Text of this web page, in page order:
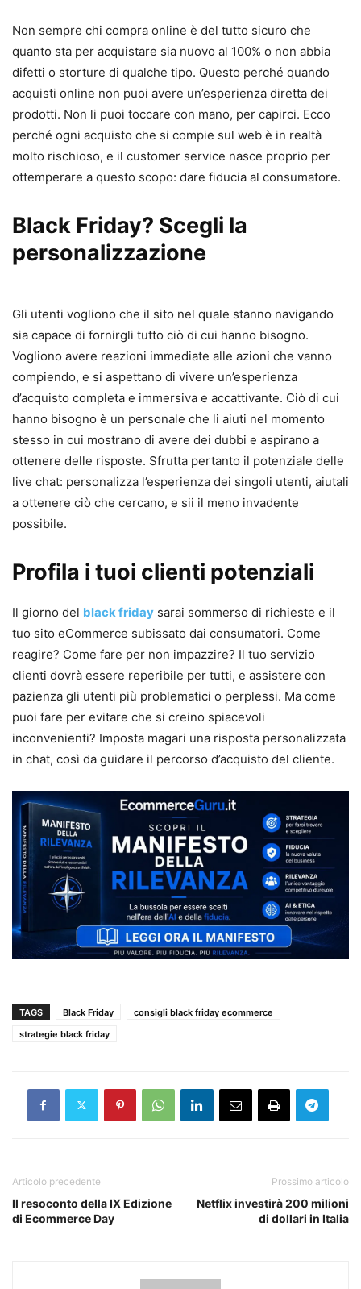
Non sempre chi compra online è del tutto sicuro che
quanto sta per acquistare sia nuovo al 100% o non abbia
difetti o storture di qualche tipo. Questo perché quando
acquisti online non puoi avere un’esperienza diretta dei
prodotti. Non li puoi toccare con mano, per capirci. Ecco
perché ogni acquisto che si compie sul web è in realtà
molto rischioso, e il customer service nasce proprio per
ottemperare a questo scopo: dare fiducia al consumatore.
Black Friday? Scegli la
personalizzazione
Gli utenti vogliono che il sito nel quale stanno navigando
sia capace di fornirgli tutto ciò di cui hanno bisogno.
Vogliono avere reazioni immediate alle azioni che vanno
compiendo, e si aspettano di vivere un’esperienza
d’acquisto completa e immersiva e accattivante. Ciò di cui
hanno bisogno è un personale che li aiuti nel momento
stesso in cui mostrano di avere dei dubbi e aspirano a
ottenere delle risposte. Sfrutta pertanto il potenziale delle
live chat: personalizza l’esperienza dei singoli utenti, aiutali
a ottenere ciò che cercano, e sii il meno invadente
possibile.
Profila i tuoi clienti potenziali
Il giorno del black friday sarai sommerso di richieste e il
tuo sito eCommerce subissato dai consumatori. Come
reagire? Come fare per non impazzire? Il tuo servizio
clienti dovrà essere reperibile per tutti, e assistere con
pazienza gli utenti più problematici o perplessi. Ma come
puoi fare per evitare che si creino spiacevoli
inconvenienti? Imposta magari una risposta personalizzata
in chat, così da guidare il percorso d’acquisto del cliente.
TAGS Black Friday
consigli black friday ecommerce
strategie black friday
Articolo precedente
Il resoconto della IX Edizione
di Ecommerce Day
Prossimo articolo
Netflix investirà 200 milioni
di dollari in Italia